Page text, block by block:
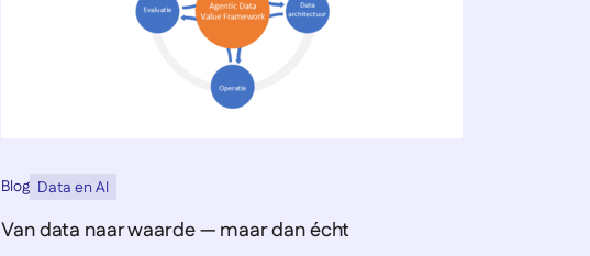
Blog Data en AI
Van data naar waarde — maar dan écht